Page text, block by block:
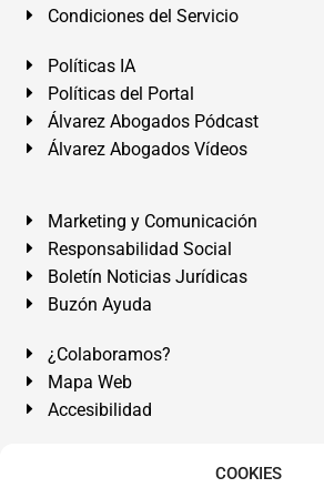
COOKIES
Condiciones del Servicio
Políticas IA
Políticas del Portal
Álvarez Abogados Pódcast
Álvarez Abogados Vídeos
Marketing y Comunicación
Responsabilidad Social
Boletín Noticias Jurídicas
Buzón Ayuda
¿Colaboramos?
Mapa Web
Accesibilidad
Álvarez Abogados Tenerife:Calle